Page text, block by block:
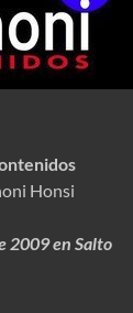
Honsi
2009 en Salto